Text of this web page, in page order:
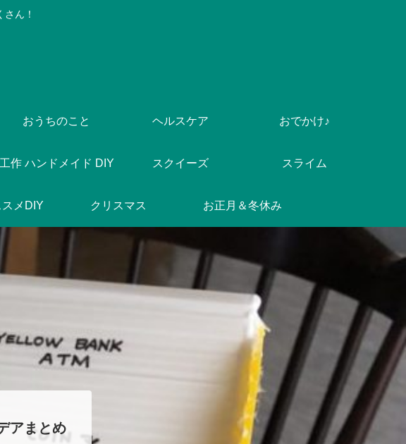
ん！
おうちのこと ヘルスケア おでかけ♪
工作 ハンドメイド DIY スクイーズ スライム
メDIY クリスマス お正月＆冬休み
アまとめ